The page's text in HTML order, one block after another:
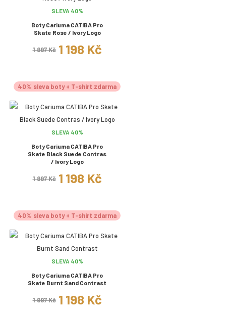
SLEVA 40%
Boty Cariuma CATIBA Pro
Skate Rose / Ivory Logo
1 997 Kč 1 198 Kč
40% sleva boty + T-shirt zdarma
SLEVA 40%
Boty Cariuma CATIBA Pro
Skate Black Suede Contras
/ Ivory Logo
1 997 Kč 1 198 Kč
40% sleva boty + T-shirt zdarma
SLEVA 40%
Boty Cariuma CATIBA Pro
Skate Burnt Sand Contrast
1 997 Kč 1 198 Kč